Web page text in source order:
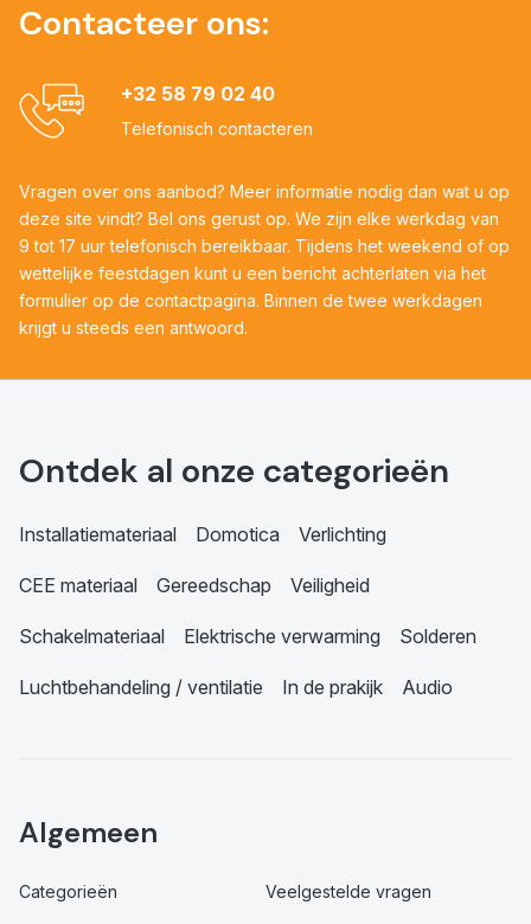
Contacteer ons:
+32 58 79 02 40
Telefonisch contacteren
Vragen over ons aanbod? Meer informatie nodig dan wat u op
deze site vindt? Bel ons gerust op. We zijn elke werkdag van
9 tot 17 uur telefonisch bereikbaar. Tijdens het weekend of op
wettelijke feestdagen kunt u een bericht achterlaten via het
formulier op de contactpagina. Binnen de twee werkdagen
krijgt u steeds een antwoord.
Ontdek al onze categorieën
Installatiemateriaal Domotica Verlichting
CEE materiaal Gereedschap Veiligheid
Schakelmateriaal Elektrische verwarming Solderen
Luchtbehandeling / ventilatie In de prakijk Audio
Algemeen
Categorieën Veelgestelde vragen